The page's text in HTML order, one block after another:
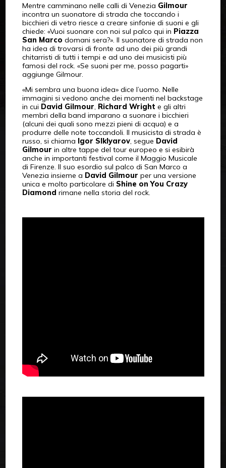
Mentre camminano nelle calli di Venezia Gilmour
incontra un suonatore di strada che toccando i
bicchieri di vetro riesce a creare sinfonie di suoni e gli
chiede: «Vuoi suonare con noi sul palco qui in Piazza
San Marco domani sera?». Il suonatore di strada non
ha idea di trovarsi di fronte ad uno dei più grandi
chitarristi di tutti i tempi e ad uno dei musicisti più
famosi del rock. «Se suoni per me, posso pagarti»
aggiunge Gilmour.
«Mi sembra una buona idea» dice l’uomo. Nelle
immagini si vedono anche dei momenti nel backstage
in cui David Gilmour, Richard Wright e gli altri
membri della band imparano a suonare i bicchieri
(alcuni dei quali sono mezzi pieni di acqua) e a
produrre delle note toccandoli. Il musicista di strada è
russo, si chiama Igor Slklyarov, segue David
Gilmour in altre tappe del tour europeo e si esibirà
anche in importanti festival come il Maggio Musicale
di Firenze. Il suo esordio sul palco di San Marco a
Venezia insieme a David Gilmour per una versione
unica e molto particolare di Shine on You Crazy
Diamond rimane nella storia del rock.